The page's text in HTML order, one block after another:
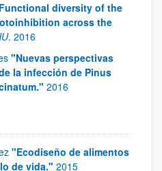
diversity of the
across the
. 2016
"Nuevas perspectivas
la infección de Pinus
2016
"Ecodiseño de alimentos
de vida." 2015